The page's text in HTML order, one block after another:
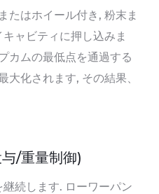
たはホイール付き, 粉末ま
ャビティに押し込みま
カムの最低点を通過する
大化されます, その結果、
/重量制御)
続します. ローワーパン